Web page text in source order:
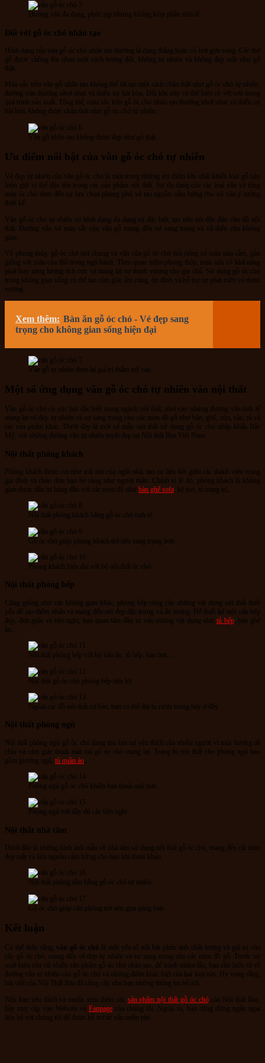
Đường vân đa dạng, phức tạp nhưng không kém phần tinh tế
Đối với gỗ óc chó nhân tạo
Hình dạng của vân gỗ óc chó nhân tạo thường là dạng thẳng hoặc có hơi gợn sóng. Các thớ
gỗ được chồng lên nhau một cách tương đối, không tự nhiên và không đẹp mắt như gỗ
thật.
Màu sắc trên vân gỗ nhân tạo không thể tái tạo một cách chân thật như gỗ óc chó tự nhiên,
đường vân thường nhợt nhạt và thiếu sự hài hòa. Đôi khi còn có thể hiện rõ vệt sơn trong
quá trình sản xuất. Tổng thể, màu sắc trên gỗ óc chó nhân tạo thường nhợt nhạt và thiếu sự
hài hòa, không được chân thật như gỗ óc chó tự nhiên.
Vân gỗ nhân tạo không được đẹp như gỗ thật
Ưu điểm nổi bật của vân gỗ óc chó tự nhiên
Vẻ đẹp tự nhiên của vân gỗ óc chó là một trong những ưu điểm lớn nhất khiến loại gỗ này
luôn giữ vị thế độc tôn trong các sản phẩm nội thất. Sự đa dạng của các loại vân và tông
màu óc chó đem đến sự lựa chọn phong phú và tạo nguồn cảm hứng cho vô vàn ý tưởng
thiết kế.
Vân gỗ óc chó tự nhiên có hình dạng đa dạng và đặc biệt, tạo nên nét độc đáo cho đồ nội
thất. Đường vân và màu sắc của vân gỗ mang đến sự sang trọng và cổ điển cho không
gian.
Về phong thủy, gỗ óc chó nói chung và vân của gỗ óc chó nói riêng có màu nâu sẫm, gần
giống với màu của thổ trong ngũ hành. Theo quan niệm phong thủy, màu nâu có khả năng
phát huy năng lượng tích cực và mang lại sự thịnh vượng cho gia chủ. Sử dụng gỗ óc chó
trong không gian sống có thể tạo cảm giác ấm cúng, ổn định và hỗ trợ sự phát triển và thịnh
vượng.
Xem thêm: Bàn ăn gỗ óc chó - Vẻ đẹp sang
trọng cho không gian sống hiện đại
Vân gỗ tự nhiên đem lại giá trị thẩm mỹ cao
Một số ứng dụng vân gỗ óc chó tự nhiên vào nội thất
Vân gỗ óc chó có sức hút đặc biệt trong ngành nội thất, nhờ vào những đường vân tinh tế
mang lại vẻ đẹp tự nhiên và sự sang trọng cho các món đồ gỗ như bàn, ghế, cửa, sàn, tủ và
các sản phẩm khác. Dưới đây là một số mẫu nội thất sử dụng gỗ óc chó nhập khẩu Bắc
Mỹ, với những đường vân tự nhiên tuyệt đẹp tại Nội thất Ibiz Việt Nam.
Nội thất phòng khách
Phòng khách được coi như trái tim của ngôi nhà, tạo sự liên kết giữa các thành viên trong
gia đình và chào đón bạn bè cũng như người thân. Chính vì lẽ đó, phòng khách là không
gian được đầu tư hàng đầu với các món đồ như bàn ghế sofa, kệ tivi, tủ trang trí,…
Nội thất phòng khách bằng gỗ óc chó tinh tế
Gỗ óc chó giúp phòng khách trở nên sang trọng hơn
Phòng khách hiện đại với bộ nội thất óc chó
Nội thất phòng bếp
Cũng giống như các không gian khác, phòng bếp cũng cần những vật dụng nội thất thiết
yếu để tạo điểm nhấn và mang đến nét đẹp đặc trưng và ấn tượng. Để thiết kế một căn bếp
đẹp, đơn giản và tiện nghi, bạn quan tâm đầu tư vào những vật dụng như tủ bếp, bàn ghế
ăn,…
Nội thất phòng bếp với bộ bàn ăn, tủ bếp, bàn bar,…
Nội thất gỗ óc chó phòng bếp tiện lợi
Ngoài các đồ nội thất cơ bản, bạn có thể đặt tủ rượu trưng bày ở đây
Nội thất phòng ngủ
Nội thất phòng ngủ gỗ óc chó đang thu hút sự yêu thích của nhiều người vì mùi hương dễ
chịu và cảm giác thoải mái mà gỗ óc chó mang lại. Trang bị nội thất cho phòng ngủ bao
gồm giường ngủ, tủ quần áo
Phòng ngủ gỗ óc chó khiến bạn thoải mái hơn
Phòng ngủ với đầy đủ các tiện nghi
Nội thất nhà tắm
Dưới đây là những hình ảnh mẫu về nhà tắm sử dụng nội thất gỗ óc chó, mang đến cái nhìn
đẹp mắt và làm nguồn cảm hứng cho bạn khi tham khảo.
Nội thất phòng tắm bằng gỗ óc chó tự nhiên
Gỗ óc chó giúp căn phòng trở nên gọn gàng hơn
Kết luận
Có thể thấy rằng,vân gỗ óc chó
là một yếu tố nổi bật phản ánh chất lượng và giá trị của
cây gỗ óc chó, mang đến vẻ đẹp tự nhiên và sự sang trọng cho các món đồ gỗ. Trước sự
xuất hiện của rất nhiều sản phẩm gỗ óc chó nhân tạo, để tránh nhầm lẫn, bạn cần hiểu rõ về
đường vân tự nhiên của gỗ óc chó và những điểm khác biệt của hai loại này. Hy vọng rằng,
bài viết của Nội Thất Ibiz đã cũng cấp cho bạn những thông tin bổ ích.
Nếu bạn yêu thích và muốn xem thêm các sản phẩm nội thất gỗ óc chócủa Nội thất Ibiz,
hãy truy cập vào Website và Fanpagecủa chúng tôi. Ngoài ra, bạn cũng đừng ngần ngại
liên hệ với chúng tôi để được hỗ trợ tư vấn miễn phí.